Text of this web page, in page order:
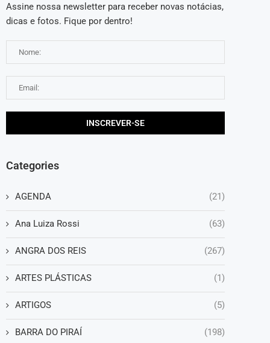
Assine nossa newsletter para receber novas notácias,
dicas e fotos. Fique por dentro!
Categories
AGENDA (21)
Ana Luiza Rossi (63)
ANGRA DOS REIS (267)
ARTES PLÁSTICAS (1)
ARTIGOS (5)
BARRA DO PIRAÍ (198)